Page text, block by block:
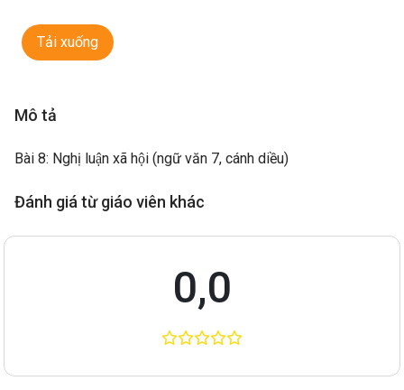
Tải xuống
Mô tả
Bài 8: Nghị luận xã hội (ngữ văn 7, cánh diều)
Đánh giá từ giáo viên khác
0,0